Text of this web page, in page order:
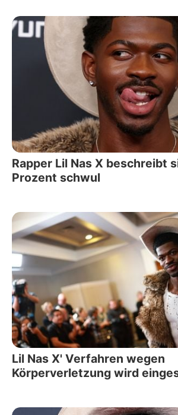
Rapper Lil Nas X beschreibt
Prozent schwul
Lil Nas X' Verfahren wegen
Körperverletzung wird